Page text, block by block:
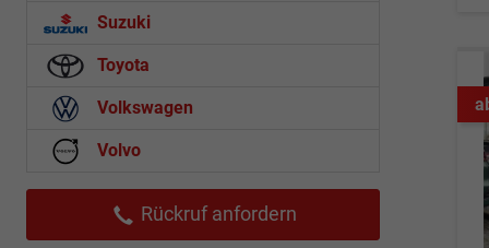
Suzuki
Toyota
Volkswagen
Volvo
Rückruf anfordern